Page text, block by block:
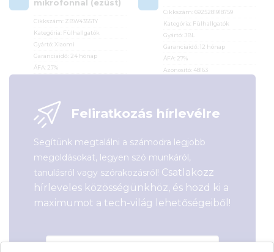
mikrofonnal (ezüst)
Cikkszám:
ZBW4355TY
Kategória: Fülhallgatók
Gyártó: Xiaomi
Garanciaidő: 24 hónap
ÁFA: 27%
Cikkszám: 6925281918759
Kategória: Fülhallgatók
Gyártó: JBL
Garanciaidő: 12 hónap
ÁFA: 27%
Azonosító: 48163
Feliratkozás hírlevélre
Segítünk megtalálni a számodra legjobb
megoldásokat, legyen szó munkáról,
tanulásról vagy szórakozásról! Csatlakozz
hírleveles közösségünkhöz, és hozd ki a
maximumot a tech-világ lehetőségeiből!